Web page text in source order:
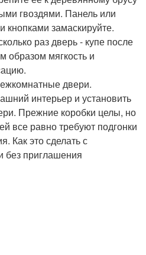
гвоздями. Панель или
кнопками замаскируйте.
раз дверь - купе после
образом мягкость и
двери.
интерьер и установить
Прежние коробки целы, но
все равно требуют подгонки
Как это сделать с
без приглашения